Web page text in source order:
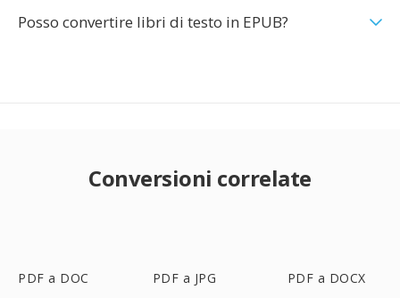
Posso convertire libri di testo in EPUB?
Conversioni correlate
PDF a DOC PDF a JPG PDF a DOCX